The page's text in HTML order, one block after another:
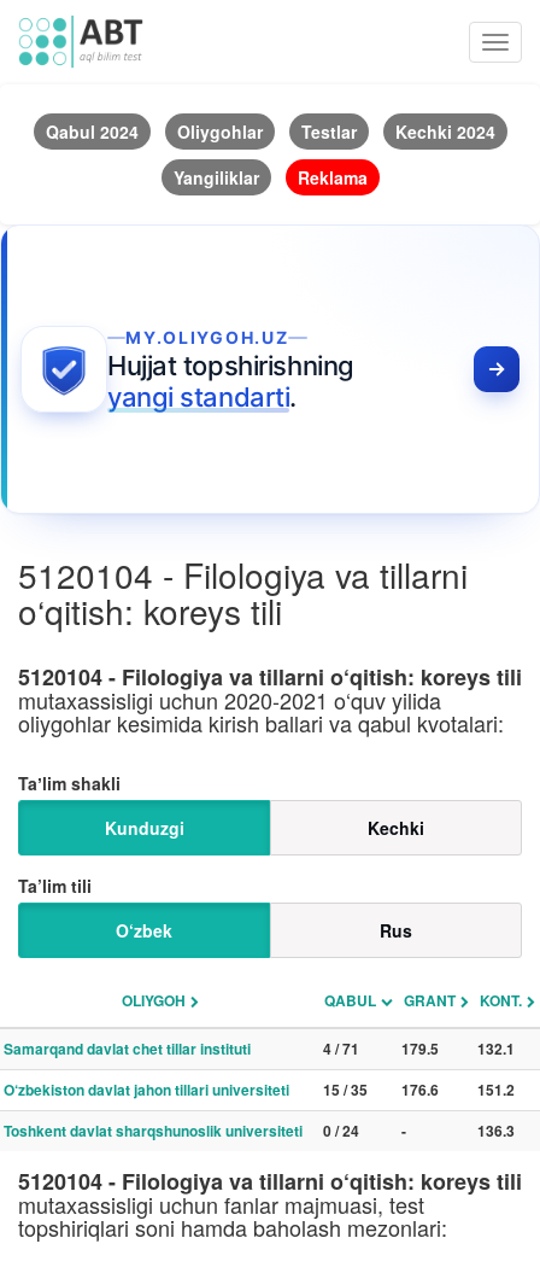
Qabul 2024 Oliygohlar Testlar
Kechki 2024
Yangiliklar
Reklama
MY.OLIYGOH.UZ
Hujjat topshirishning
yangi standarti.
5120104 - Filologiya va tillarni
o‘qitish: koreys tili
5120104 - Filologiya va tillarni o‘qitish: koreys tili
mutaxassisligi uchun 2020-2021 o‘quv yilida
oliygohlar kesimida kirish ballari va qabul kvotalari:
Taʼlim shakli
Kunduzgi
Kechki
Ta’lim tili
O‘zbek
Rus
OLIYGOH QABUL GRANT KONT.
Samarqand davlat chet tillar instituti 4 / 71 179.5
132.1
O‘zbekiston davlat jahon tillari universiteti
15 / 35 176.6
151.2
Toshkent davlat sharqshunoslik universiteti
0 / 24 - 136.3
5120104 - Filologiya va tillarni o‘qitish: koreys tili
mutaxassisligi uchun fanlar majmuasi, test
topshiriqlari soni hamda baholash mezonlari: